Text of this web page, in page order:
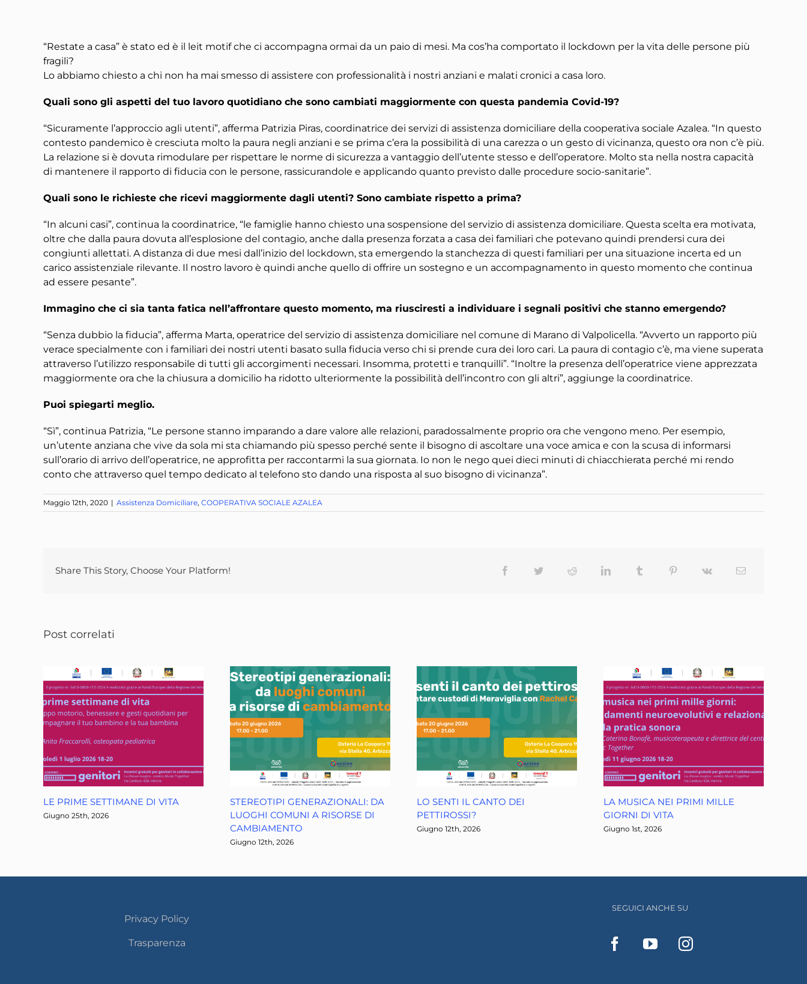
“Restate a casa” è stato ed è il leit motif che ci accompagna ormai da un paio di mesi. Ma cos’ha comportato il lockdown per la vita delle persone più
fragili?
Lo abbiamo chiesto a chi non ha mai smesso di assistere con professionalità i nostri anziani e malati cronici a casa loro.
Quali sono gli aspetti del tuo lavoro quotidiano che sono cambiati maggiormente con questa pandemia Covid-19?
“Sicuramente l’approccio agli utenti”, afferma Patrizia Piras, coordinatrice dei servizi di assistenza domiciliare della cooperativa sociale Azalea. “In questo
contesto pandemico è cresciuta molto la paura negli anziani e se prima c’era la possibilità di una carezza o un gesto di vicinanza, questo ora non c’è più.
La relazione si è dovuta rimodulare per rispettare le norme di sicurezza a vantaggio dell’utente stesso e dell’operatore. Molto sta nella nostra capacità
di mantenere il rapporto di fiducia con le persone, rassicurandole e applicando quanto previsto dalle procedure socio-sanitarie”.
Quali sono le richieste che ricevi maggiormente dagli utenti? Sono cambiate rispetto a prima?
“In alcuni casi”, continua la coordinatrice, “le famiglie hanno chiesto una sospensione del servizio di assistenza domiciliare. Questa scelta era motivata,
oltre che dalla paura dovuta all’esplosione del contagio, anche dalla presenza forzata a casa dei familiari che potevano quindi prendersi cura dei
congiunti allettati. A distanza di due mesi dall’inizio del lockdown, sta emergendo la stanchezza di questi familiari per una situazione incerta ed un
carico assistenziale rilevante. Il nostro lavoro è quindi anche quello di offrire un sostegno e un accompagnamento in questo momento che continua
ad essere pesante”.
Immagino che ci sia tanta fatica nell’affrontare questo momento, ma riusciresti a individuare i segnali positivi che stanno emergendo?
“Senza dubbio la fiducia”, afferma Marta, operatrice del servizio di assistenza domiciliare nel comune di Marano di Valpolicella. “Avverto un rapporto più
verace specialmente con i familiari dei nostri utenti basato sulla fiducia verso chi si prende cura dei loro cari. La paura di contagio c’è, ma viene superata
attraverso l’utilizzo responsabile di tutti gli accorgimenti necessari. Insomma, protetti e tranquilli”. “Inoltre la presenza dell’operatrice viene apprezzata
maggiormente ora che la chiusura a domicilio ha ridotto ulteriormente la possibilità dell’incontro con gli altri”, aggiunge la coordinatrice.
Puoi spiegarti meglio.
“Sì”, continua Patrizia, “Le persone stanno imparando a dare valore alle relazioni, paradossalmente proprio ora che vengono meno. Per esempio,
un’utente anziana che vive da sola mi sta chiamando più spesso perché sente il bisogno di ascoltare una voce amica e con la scusa di informarsi
sull’orario di arrivo dell’operatrice, ne approfitta per raccontarmi la sua giornata. Io non le nego quei dieci minuti di chiacchierata perché mi rendo
conto che attraverso quel tempo dedicato al telefono sto dando una risposta al suo bisogno di vicinanza”.
Maggio 12th, 2020 | Assistenza Domiciliare, COOPERATIVA SOCIALE AZALEA
Share This Story, Choose Your Platform! Facebook Twitter Reddit LinkedIn Tumblr PinterestVk Email
Post correlati
LE PRIME SETTIMANE DI VITA
Giugno 25th, 2026
STEREOTIPI GENERAZIONALI: DA
LUOGHI COMUNI A RISORSE DI
CAMBIAMENTO
Giugno 12th, 2026
LO SENTI IL CANTO DEI
PETTIROSSI?
Giugno 12th, 2026
LA MUSICA NEI PRIMI MILLE
GIORNI DI VITA
Giugno 1st, 2026
Privacy Policy
Trasparenza
SEGUICI ANCHE SU